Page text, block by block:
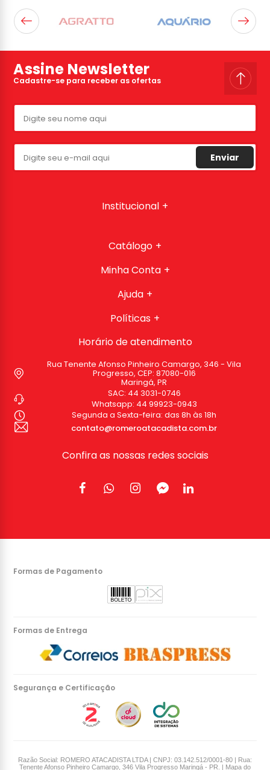
Assine Newsletter
Cadastre-se para receber as ofertas
Enviar
Institucional
Catálogo
Minha Conta
Ajuda
Políticas
Horário de atendimento
Rua Tenente Afonso Pinheiro Camargo, 346 - Vila
Progresso, CEP: 87080-016
Maringá, PR
SAC: 44 3031-0746
Whatsapp: 44 99923-0943
Segunda a Sexta-feira: das 8h às 18h
contato@romeroatacadista.com.br
Confira as nossas redes sociais
Formas de Pagamento
Formas de Entrega
Segurança e Certificação
Razão Social: ROMERO ATACADISTA LTDA | CNPJ: 03.142.512/0001-80 | Rua:
Tenente Afonso Pinheiro Camargo, 346 Vila Progresso Maringá - PR. | Mapa do